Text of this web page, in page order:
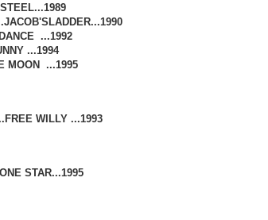
...1992
...1994
MOON ...1995
WILLY ...1993
STAR...1995